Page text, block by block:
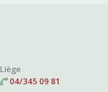
Liège
04/345 09 81